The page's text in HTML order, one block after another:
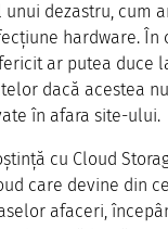
dezastru, cum
hardware. În
ar putea duce
dacă acestea
în afara site-ului.
cu Cloud
care devine din
afaceri,